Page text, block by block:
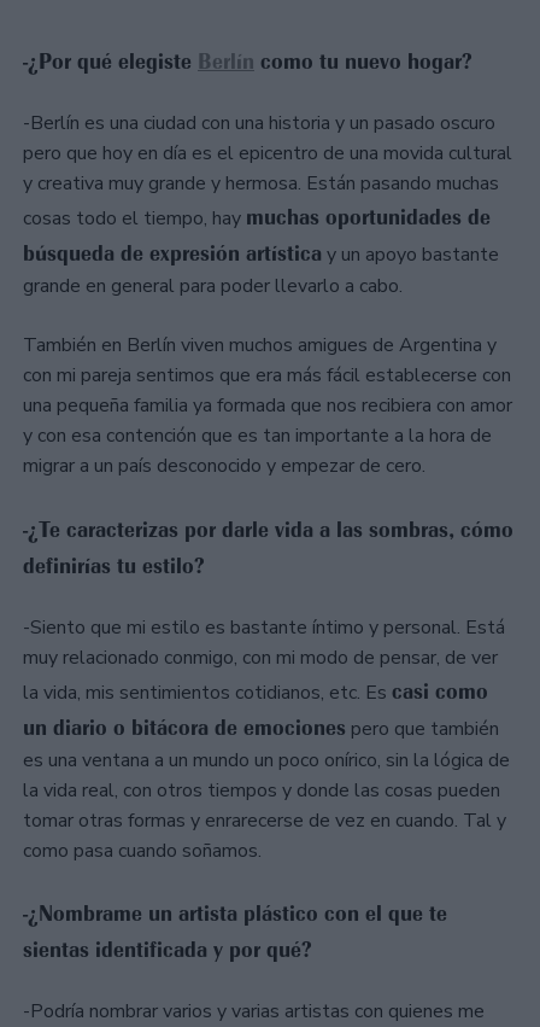
-¿Por qué elegiste Berlín como tu nuevo hogar?
-Berlín es una ciudad con una historia y un pasado oscuro
pero que hoy en día es el epicentro de una movida cultural
y creativa muy grande y hermosa. Están pasando muchas
cosas todo el tiempo, hay muchas oportunidades de
búsqueda de expresión artística y un apoyo bastante
grande en general para poder llevarlo a cabo.
También en Berlín viven muchos amigues de Argentina y
con mi pareja sentimos que era más fácil establecerse con
una pequeña familia ya formada que nos recibiera con amor
y con esa contención que es tan importante a la hora de
migrar a un país desconocido y empezar de cero.
-¿Te caracterizas por darle vida a las sombras, cómo
definirías tu estilo?
-Siento que mi estilo es bastante íntimo y personal. Está
muy relacionado conmigo, con mi modo de pensar, de ver
la vida, mis sentimientos cotidianos, etc. Es casi como
un diario o bitácora de emociones pero que también
es una ventana a un mundo un poco onírico, sin la lógica de
la vida real, con otros tiempos y donde las cosas pueden
tomar otras formas y enrarecerse de vez en cuando. Tal y
como pasa cuando soñamos.
-¿Nombrame un artista plástico con el que te
sientas identificada y por qué?
-Podría nombrar varios y varias artistas con quienes me